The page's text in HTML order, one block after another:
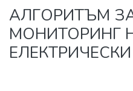
АЛГОРИТЪМ
МОНИТОРИНГ